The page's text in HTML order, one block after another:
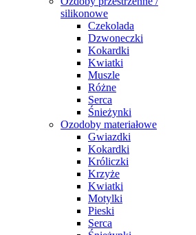
silikonowe
Czekolada
Dzwoneczki
Kokardki
Kwiatki
Muszle
Różne
Serca
Śnieżynki
Ozodoby materiałowe
Gwiazdki
Kokardki
Króliczki
Krzyże
Kwiatki
Motylki
Pieski
Serca